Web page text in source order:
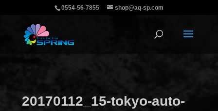
0554-56-7855 shop@aq-sp.com
20170112_15-tokyo-auto-